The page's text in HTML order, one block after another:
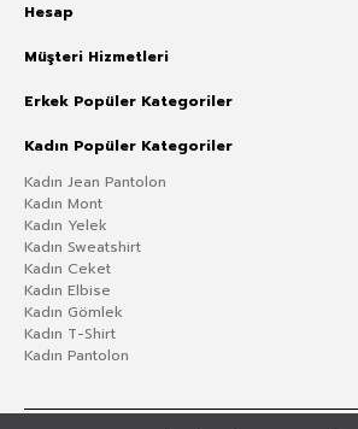
Hesap
Müşteri Hizmetleri
Erkek Popüler Kategoriler
Kadın Popüler Kategoriler
Kadın Jean Pantolon
Kadın Mont
Kadın Yelek
Kadın Sweatshirt
Kadın Ceket
Kadın Elbise
Kadın Gömlek
Kadın T-Shirt
Kadın Pantolon